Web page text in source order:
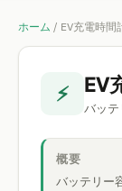
ホーム / EV充電時間
⚡ EV
バッ
概要
バッテリー